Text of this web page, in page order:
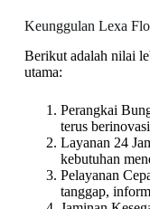
Keunggulan Lexa
Berikut adalah nilai
utama:
Perangkai
terus
Layanan 24
kebutuhan
Pelayanan
tanggap,